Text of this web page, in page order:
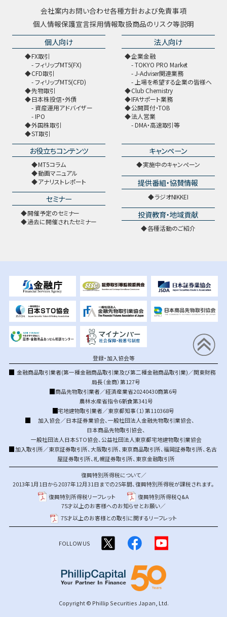
会社案内お問い合わせ各種方針および免責事項
個人情報保護宣言採用情報取扱商品のリスク等説明
個人向け
FX取引
フィリップMT5(FX)
CFD取引
フィリップMT5(CFD)
先物取引
日本株投信・外債
資産運用アドバイザー
IPO
外国株取引
ST取引
法人向け
企業金融
TOKYO PRO Market
J-Adviser関連業務
上場を希望する企業の皆様へ
Club Chemistry
IFAサポート業務
公開買付・TOB
法人営業
DMA・高速取引等
お役立ちコンテンツ
MT5コラム
動画マニュアル
アナリストレポート
セミナー
開催予定のセミナー
過去に開催されたセミナー
キャンペーン
実施中のキャンペーン
提供番組・協賛情報
ラジオNIKKEI
投資教育・地域貢献
各種活動のご紹介
登録・加入協会等
金融商品取引業者(第一種金融商品取引業及び第二種金融商品取引業)／関東財務
局長（金商）第127号
商品先物取引業者／経済産業省20240430商第6号
農林水産省指令6新食第341号
宅地建物取引業者／東京都知事（1）第110368号
加入協会／日本証券業協会、 一般社団法人金融先物取引業協会、
日本商品先物取引協会、
一般社団法人日本STO協会、 公益社団法人東京都宅地建物取引業協会
加入取引所／東京証券取引所、大阪取引所、 東京商品取引所、福岡証券取引所、名古
屋証券取引所、札幌証券取引所、 東京金融取引所
復興特別所得税について／
2013年1月1日から2037年12月31日までの25年間、復興特別所得税が課税されます。
復興特別所得税リーフレット
復興特別所得税Q&A
75才以上のお客様へのお知らせとお願い／
75才以上のお客様との取引に関するリーフレット
FOLLOW US
Copyright © Phillip Securities Japan, Ltd.